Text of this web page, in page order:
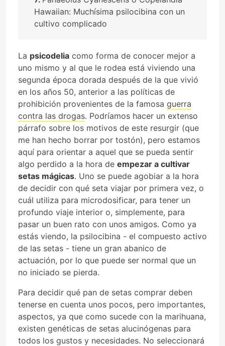
Hawaiian: Muchísima psilocibina con un
cultivo complicado
La psicodelia como forma de conocer mejor a
uno mismo y al que le rodea está viviendo una
segunda época dorada después de la que vivió
en los años 50, anterior a las políticas de
prohibición provenientes de la famosa guerra
contra las drogas. Podríamos hacer un extenso
párrafo sobre los motivos de este resurgir (que
me han hecho borrar por tostón), pero estamos
aquí para orientar a aquel que se pueda sentir
algo perdido a la hora de empezar a cultivar
setas mágicas. Uno se puede agobiar a la hora
de decidir con qué seta viajar por primera vez, o
cuál utiliza para microdosificar, para tener un
profundo viaje interior o, simplemente, para
pasar un buen rato con unos amigos. Como ya
estás viendo, la psilocibina - el compuesto activo
de las setas - tiene un gran abanico de
actuación, por lo que puede ser normal que un
no iniciado se pierda.
Para decidir qué pan de setas comprar deben
tenerse en cuenta unos pocos, pero importantes,
aspectos, ya que como sucede con la marihuana,
existen genéticas de setas alucinógenas para
todos los gustos y necesidades. No seleccionará